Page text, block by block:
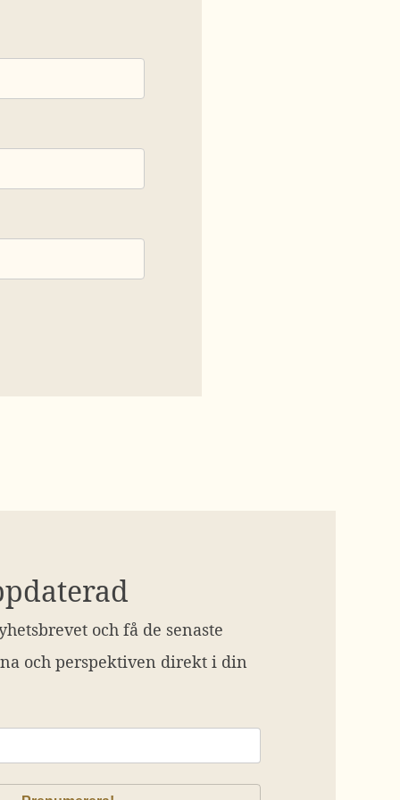
och få de senaste
och perspektiven direkt i din